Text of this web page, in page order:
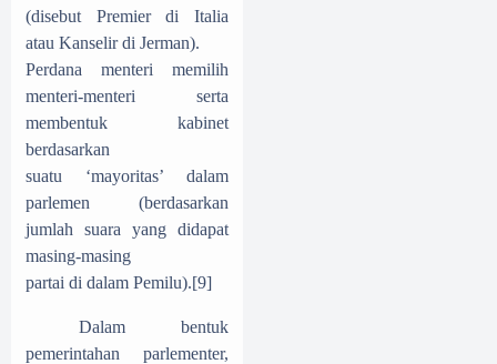
(disebut Premier di Italia
atau Kanselir di Jerman).
Perdana menteri memilih
menteri-menteri serta
membentuk kabinet
berdasarkan
suatu ‘mayoritas’ dalam
parlemen (berdasarkan
jumlah suara yang didapat
masing-masing
partai di dalam Pemilu).[9]
Dalam bentuk
pemerintahan parlementer,